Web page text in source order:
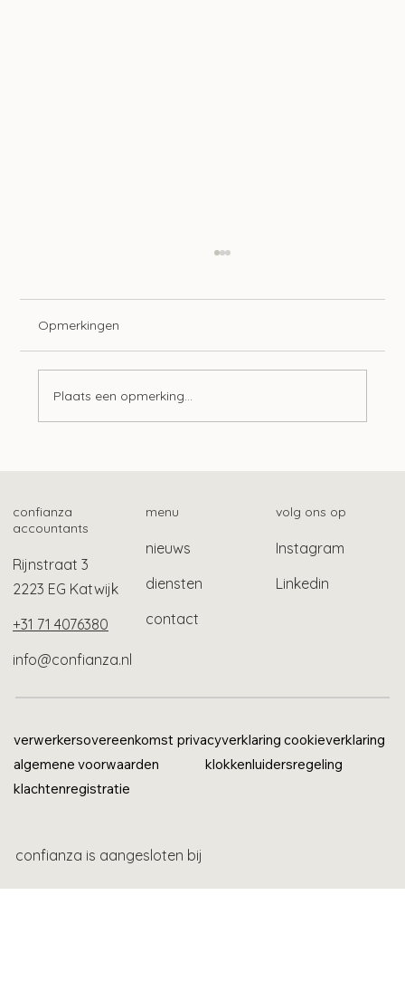
Opmerkingen
Plaats een opmerking...
confianza
accountants
Rijnstraat 3
2223 EG Katwijk
+31 71 4076380
info@confianza.nl
menu
nieuws
diensten
contact
volg ons op
Instagram
Linkedin
verwerkersovereenkomst privacyverklaring cookieverklaring
algemene voorwaarden
klokkenluidersregeling
klachtenregistratie
confianza is aangesloten bij